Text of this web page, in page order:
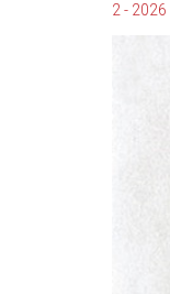
2 - 2026